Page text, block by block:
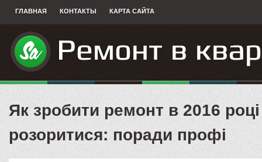
ГЛАВНАЯ КОНТАКТЫ КАРТА САЙТА
Як зробити ремонт в 2016 році
розоритися: поради профі